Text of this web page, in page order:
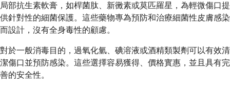
局部抗生素軟膏，如桿菌肽、新黴素或莫匹羅星，為輕微傷口提
供針對性的細菌保護。這些藥物專為預防和治療細菌性皮膚感染
而設計，沒有全身毒性的顧慮。
對於一般消毒目的，過氧化氫、碘溶液或酒精類製劑可以有效清
潔傷口並預防感染。這些選擇容易獲得、價格實惠，並且具有完
善的安全性。